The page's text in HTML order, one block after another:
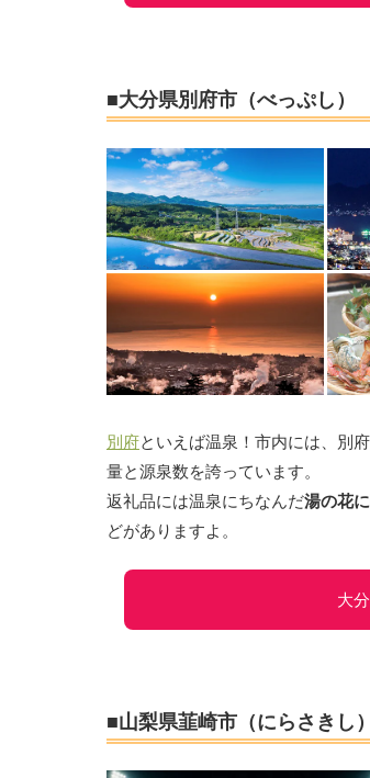
■大分県別府市（べっぷし）
別府といえば温泉！市内には、別
量と源泉数を誇っています。
返礼品には温泉にちなんだ湯の花
どがありますよ。
大
■山梨県韮崎市（にらさきし）